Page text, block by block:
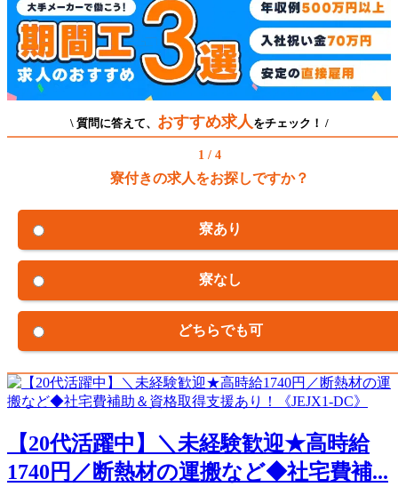
\ 質問に答えて、 おすすめ求人 をチェック！ /
1 / 4
寮付きの求人をお探しですか？
寮あり
寮なし
どちらでも可
【20代活躍中】＼未経験歓迎★高時給
1740円／断熱材の運搬など◆社宅費補...